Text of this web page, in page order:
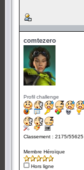
comtezero
Profil challenge
Classement : 2175/55625
Membre Héroïque
Hors ligne